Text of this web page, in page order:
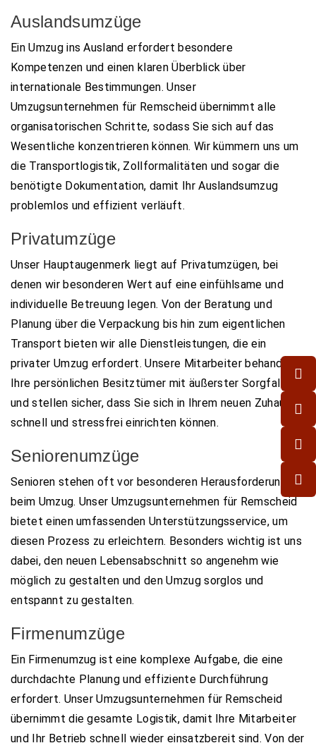
Auslandsumzüge
Ein Umzug ins Ausland erfordert besondere
Kompetenzen und einen klaren Überblick über
internationale Bestimmungen. Unser
Umzugsunternehmen für Remscheid übernimmt alle
organisatorischen Schritte, sodass Sie sich auf das
Wesentliche konzentrieren können. Wir kümmern uns um
die Transportlogistik, Zollformalitäten und sogar die
benötigte Dokumentation, damit Ihr Auslandsumzug
problemlos und effizient verläuft.
Privatumzüge
Unser Hauptaugenmerk liegt auf Privatumzügen, bei
denen wir besonderen Wert auf eine einfühlsame und
individuelle Betreuung legen. Von der Beratung und
Planung über die Verpackung bis hin zum eigentlichen
Transport bieten wir alle Dienstleistungen, die ein
privater Umzug erfordert. Unsere Mitarbeiter behandeln
Ihre persönlichen Besitztümer mit äußerster Sorgfalt
und stellen sicher, dass Sie sich in Ihrem neuen Zuhause
schnell und stressfrei einrichten können.
Seniorenumzüge
Senioren stehen oft vor besonderen Herausforderungen
beim Umzug. Unser Umzugsunternehmen für Remscheid
bietet einen umfassenden Unterstützungsservice, um
diesen Prozess zu erleichtern. Besonders wichtig ist uns
dabei, den neuen Lebensabschnitt so angenehm wie
möglich zu gestalten und den Umzug sorglos und
entspannt zu gestalten.
Firmenumzüge
Ein Firmenumzug ist eine komplexe Aufgabe, die eine
durchdachte Planung und effiziente Durchführung
erfordert. Unser Umzugsunternehmen für Remscheid
übernimmt die gesamte Logistik, damit Ihre Mitarbeiter
und Ihr Betrieb schnell wieder einsatzbereit sind. Von der